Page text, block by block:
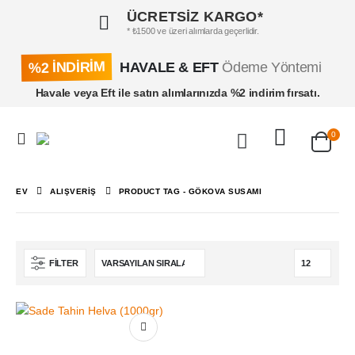
ÜCRETSİZ KARGO*
* ₺1500 ve üzeri alımlarda geçerlidir.
%2 İNDİRİM HAVALE & EFTÖdeme Yöntemi
Havale veya Eft ile satın alımlarınızda %2 indirim fırsatı.
0
EV ALIŞVERIŞ PRODUCT TAG - GÖKOVA SUSAMI
FILTER